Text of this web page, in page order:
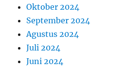
Oktober 2024
September 2024
Agustus 2024
Juli 2024
Juni 2024